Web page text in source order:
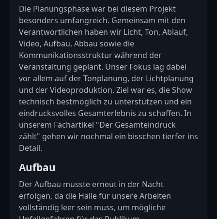
Die Planungsphase war bei diesem Projekt
besonders umfangreich. Gemeinsam mit den
Verantwortlichen haben wir Licht, Ton, Ablauf,
Video, Aufbau, Abbau sowie die
Kommunikationsstruktur während der
Veranstaltung geplant. Unser Fokus lag dabei
vor allem auf der Tonplanung, der Lichtplanung
und der Videoproduktion. Ziel war es, die Show
technisch bestmöglich zu unterstützen und ein
eindrucksvolles Gesamterlebnis zu schaffen. In
unserem Fachartikel "Der Gesamteindruck
zählt" gehen wir nochmal ein bisschen tierfer ins
Detail.
Aufbau
Der Aufbau musste erneut in der Nacht
erfolgen, da die Halle für unsere Arbeiten
vollständig leer sein muss, um mögliche